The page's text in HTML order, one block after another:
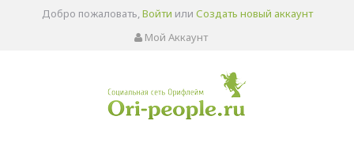
Добро пожаловать,Войти или Создать новый аккаунт
Мой Аккаунт